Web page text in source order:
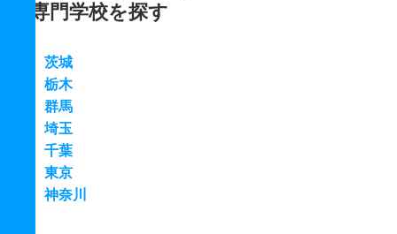
専門学校を探す
茨城
栃木
群馬
埼玉
千葉
東京
神奈川